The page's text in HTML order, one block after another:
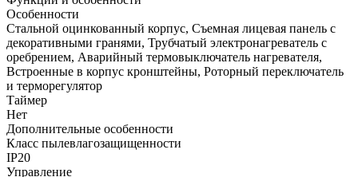
Особенности
Стальной оцинкованный корпус, Съемная лицевая панель с
декоративными гранями, Трубчатый электронагреватель с
оребрением, Аварийный термовыключатель нагревателя,
Встроенные в корпус кронштейны, Роторный переключатель
и терморегулятор
Таймер
Нет
Дополнительные особенности
Класс пылевлагозащищенности
IP20
Управление